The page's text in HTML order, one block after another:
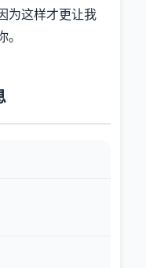
为这样才更让我
。